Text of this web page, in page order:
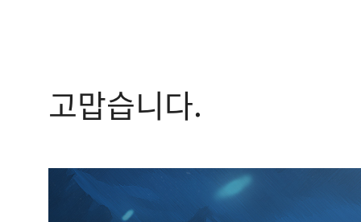
고맙습니다.